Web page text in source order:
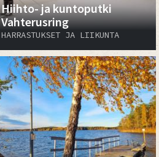
Hiihto- ja kuntoputki
Vahterusring
HARRASTUKSET JA LIIKUNTA